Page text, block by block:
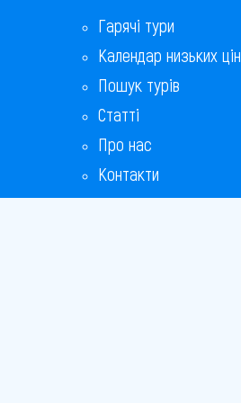
Св. Костянтин і Олена
Свети-Влас
Сонячний берег
Софія
Гарячі тури
Календар низьких цін
Пошук турів
Статті
Про нас
Контакти
Бонусна програма